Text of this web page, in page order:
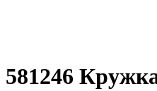
581246